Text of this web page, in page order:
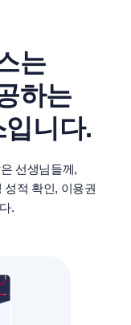
는
하는
니다.
선생님들께,
성적 확인, 이용권
.